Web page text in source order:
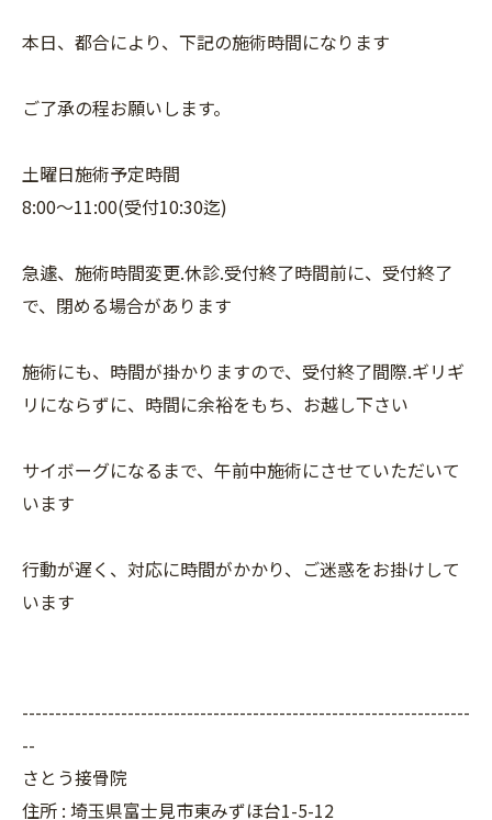
本日、都合により、下記の施術時間になります
ご了承の程お願いします。
土曜日施術予定時間
8:00〜11:00(受付10:30迄)
急遽、施術時間変更.休診.受付終了時間前に、受付終了
で、閉める場合があります
施術にも、時間が掛かりますので、受付終了間際.ギリギ
リにならずに、時間に余裕をもち、お越し下さい
サイボーグになるまで、午前中施術にさせていただいて
います
行動が遅く、対応に時間がかかり、ご迷惑をお掛けして
います
--------------------------------------------------------------------
--
さとう接骨院
住所 : 埼玉県富士見市東みずほ台1-5-12